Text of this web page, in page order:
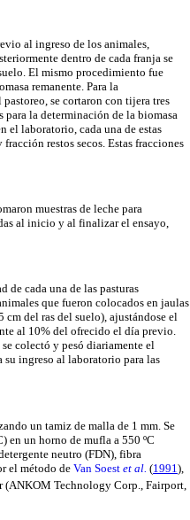
al ingreso de los animales,
dentro de cada franja se
El mismo procedimiento fue
remanente. Para la
se cortaron con tijera tres
para la determinación de la biomasa
el laboratorio, cada una de estas
restos secos. Estas fracciones
muestras de leche para
al inicio y al finalizar el ensayo,
cada una de las pasturas
que fueron colocados en jaulas
del ras del suelo), ajustándose el
al 10% del ofrecido el día previo.
colectó y pesó diariamente el
su ingreso al laboratorio para las
un tamiz de malla de 1 mm. Se
en un horno de mufla a 550 ºC
neutro (FDN), fibra
el método de Van Soest et al. (1991 ),
(ANKOM Technology Corp., Fairport,